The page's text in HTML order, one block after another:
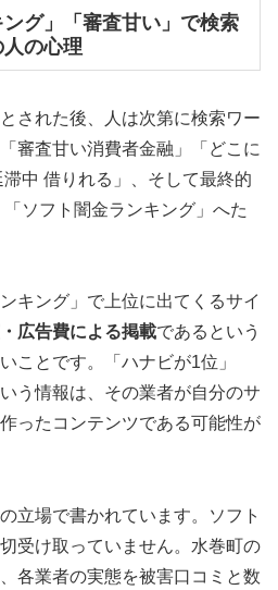
ング」「審査甘い」で検索
の心理
された後、人は次第に検索ワー
審査甘い消費者金融」「どこに
中 借りれる」、そして最終的
ソフト闇金ランキング」へた
キング」で上位に出てくるサイ
広告費による掲載であるという
ことです。「ハナビが1位」
う情報は、その業者が自分のサ
ったコンテンツである可能性が
立場で書かれています。ソフト
受け取っていません。水巻町の
各業者の実態を被害口コミと数